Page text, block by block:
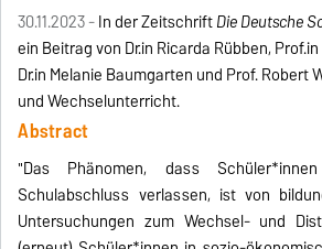
30.11.2023 -In der ZeitschriftDie Deutsche
ein Beitrag von Dr.in Ricarda Rübben,
Dr.in Melanie Baumgarten und Prof. Robert
und Wechselunterricht.
Abstract
"Das Phänomen, dass
Schulabschluss verlassen, ist von
Untersuchungen zum Wechsel- und